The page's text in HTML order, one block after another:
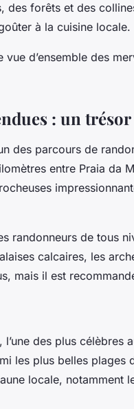
des forêts et des
à la cuisine locale.
d’ensemble des
: un trésor
des parcours de
entre Praia da
randonneurs de tous
calcaires, les
mais il est
des plus célèbres
les plus belles plages
locale, notamment